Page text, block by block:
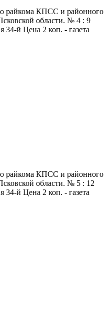
райкома КПСС и районного
области. № 4 : 9
34-й Цена 2 коп. - газета
райкома КПСС и районного
области. № 5 : 12
34-й Цена 2 коп. - газета